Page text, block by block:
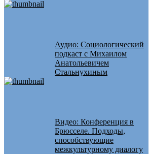
Аудио: Социологический
подкаст с Михаилом
Анатольевичем
Стальнухиным
Видео: Конференция в
Брюсселе. Подходы,
способствующие
межкультурному диалогу